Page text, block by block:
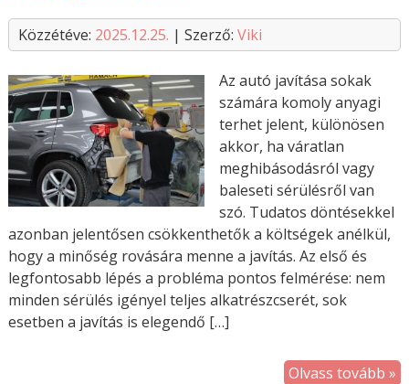
Közzétéve: 2025.12.25. | Szerző: Viki
Az autó javítása sokak
számára komoly anyagi
terhet jelent, különösen
akkor, ha váratlan
meghibásodásról vagy
baleseti sérülésről van
szó. Tudatos döntésekkel
azonban jelentősen csökkenthetők a költségek anélkül,
hogy a minőség rovására menne a javítás. Az első és
legfontosabb lépés a probléma pontos felmérése: nem
minden sérülés igényel teljes alkatrészcserét, sok
esetben a javítás is elegendő […]
Olvass tovább »